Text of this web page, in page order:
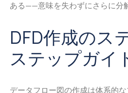
ある——意味を失わずにさらに分
DFD作成のス
ステップガイ
データフロー図の作成は体系的